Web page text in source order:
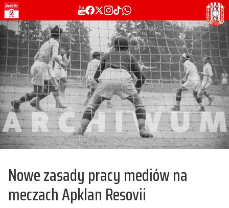
Nowe zasady pracy mediów na
meczach Apklan Resovii